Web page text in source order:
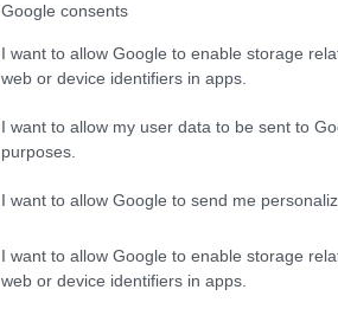
Google consents
I want to allow Google to enable storage
web or device identifiers in apps.
I want to allow my user data to be sent to
purposes.
I want to allow Google to send me
I want to allow Google to enable storage
web or device identifiers in apps.
levél